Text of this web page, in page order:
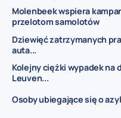
Molenbeek wspiera
przelotom samolotów
Dziewięć zatrzymanych
auta...
Kolejny ciężki wypadek na
Leuven...
Osoby ubiegające się o